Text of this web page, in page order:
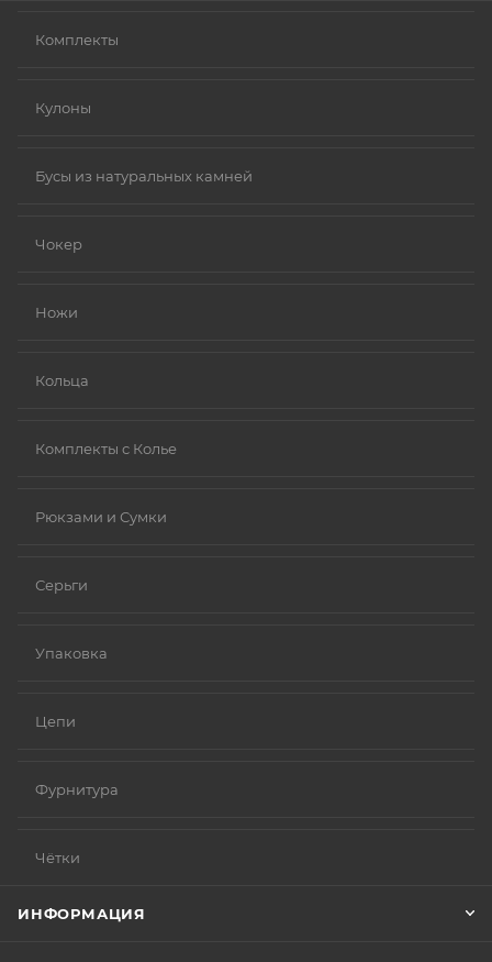
Комплекты
Кулоны
Бусы из натуральных камней
Чокер
Ножи
Кольца
Комплекты с Колье
Рюкзами и Сумки
Серьги
Упаковка
Цепи
Фурнитура
Чётки
ИНФОРМАЦИЯ